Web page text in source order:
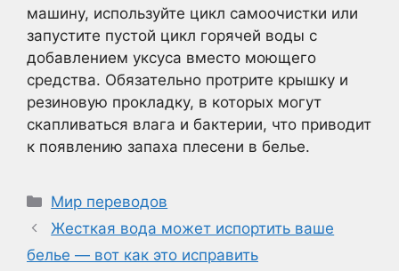
машину, используйте цикл самоочистки или
запустите пустой цикл горячей воды с
добавлением уксуса вместо моющего
средства. Обязательно протрите крышку и
резиновую прокладку, в которых могут
скапливаться влага и бактерии, что приводит
к появлению запаха плесени в белье.
Рубрики
Мир переводов
Жесткая вода может испортить ваше
белье — вот как это исправить